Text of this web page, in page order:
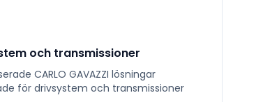
och transmissioner
CARLO GAVAZZI lösningar
för drivsystem och transmissioner